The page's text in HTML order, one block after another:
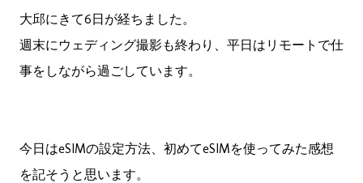
大邱にきて6日が経ちました。
週末にウェディング撮影も終わり、平日はリモートで仕
事をしながら過ごしています。
今日はeSIMの設定方法、初めてeSIMを使ってみた感想
を記そうと思います。